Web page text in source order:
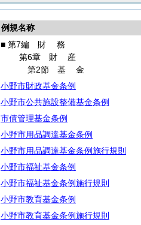
例規名称
■ 第7編 財 務
第6章 財 産
第2節 基金
小野市財政基金条例
小野市公共施設整備基金条例
市債管理基金条例
小野市用品調達基金条例
小野市用品調達基金条例施行規則
小野市福祉基金条例
小野市福祉基金条例施行規則
小野市教育基金条例
小野市教育基金条例施行規則